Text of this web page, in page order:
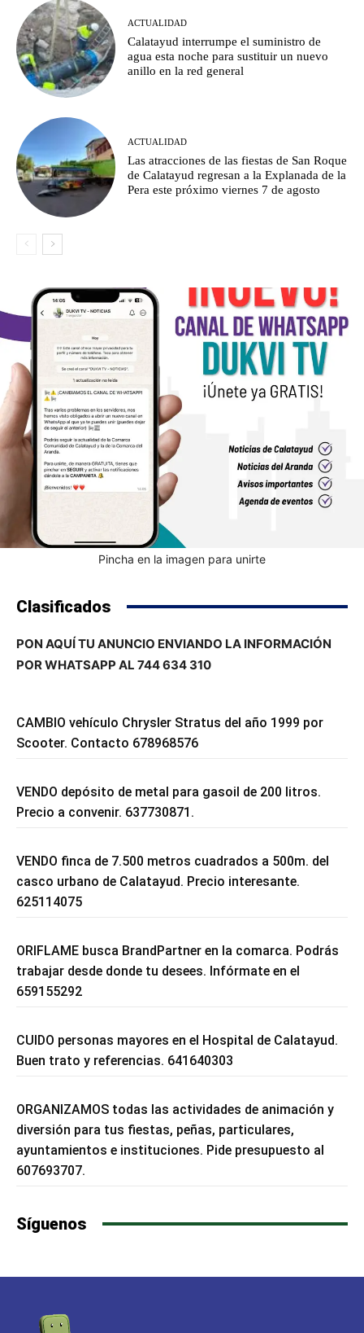
ACTUALIDAD
Calatayud interrumpe el suministro de
agua esta noche para sustituir un nuevo
anillo en la red general
ACTUALIDAD
Las atracciones de las fiestas de San Roque
de Calatayud regresan a la Explanada de la
Pera este próximo viernes 7 de agosto
Pincha en la imagen para unirte
Clasificados
PON AQUÍ TU ANUNCIO ENVIANDO LA INFORMACIÓN
POR WHATSAPP AL 744 634 310
CAMBIO vehículo Chrysler Stratus del año 1999 por
Scooter. Contacto 678968576
VENDO depósito de metal para gasoil de 200 litros.
Precio a convenir. 637730871.
VENDO finca de 7.500 metros cuadrados a 500m. del
casco urbano de Calatayud. Precio interesante.
625114075
ORIFLAME busca BrandPartner en la comarca. Podrás
trabajar desde donde tu desees. Infórmate en el
659155292
CUIDO personas mayores en el Hospital de Calatayud.
Buen trato y referencias. 641640303
ORGANIZAMOS todas las actividades de animación y
diversión para tus fiestas, peñas, particulares,
ayuntamientos e instituciones. Pide presupuesto al
607693707.
Síguenos